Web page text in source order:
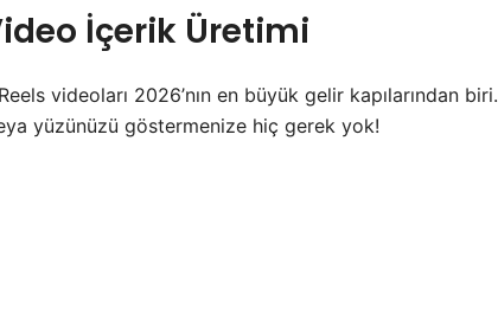
İçerik Üretimi
videoları 2026’nın en büyük gelir kapılarından biri.
yüzünüzü göstermenize hiç gerek yok!